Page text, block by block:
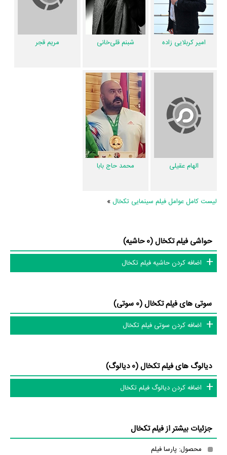
یکدیگر یک رابطه همکاری شکل گرفته که 25 همکاری برای اولین‌مرتبه در
تکخال رخ داده است. مانند:
سحر قریشی وامیر کربلایی زاده
شبنم قلی‌خانی،سحر قریشیومریم قجر،سحر قریشیوالهام عقیلی،سحر
محمد حاج بابا
ارزیابی و تحلیل فیلم تکخال
مخاطبان بعد از تماشای فیلم تکخال به ارزیابی اثر در
مهمی درباره شاخص‌های هنری، فنی و محتوایی اثر بدست آمده است. براساس
نظرسنجی و دیدگاه مردم:
فیلم تکخال نسبتا ارزش تماشا دارد چراکه 70% مخاطبان معقدند فیلم تکخال
ارزش یک بار دیدن را دارد.
ساختار فیلم تکخال غیرتکراری و جدید است.
تکخال به آن فکر می‌کردند.
فضای فیلم تکخال مناسب کودکان است.
عوامل فیلم تکخال
درمنظومیک صفحه اختصاصی دارند.
امیر کربلایی زاده شبنم قلی‌خانی مریم قجر
الهام عقیلی محمد حاج بابا
لیست کامل عوامل فیلم سینمایی تکخال»
حواشی فیلم تکخال (0 حاشیه)
اضافه کردن حاشیه فیلم تکخال
سوتی های فیلم تکخال (0 سوتی)
اضافه کردن سوتی فیلم تکخال
دیالوگ های فیلم تکخال (0 دیالوگ)
اضافه کردن دیالوگ فیلم تکخال
جزئیات بیشتر از فیلم تکخال
محصول: پارسا فیلم